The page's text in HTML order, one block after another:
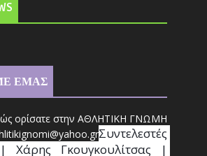
ΕΜΑΣ
ορίσατε στην ΑΘΛΗΤΙΚΗ ΓΝΩΜΗ
itikignomi@yahoo.grΣυντελεστές
Χάρης Γκουγκουλίτσας |